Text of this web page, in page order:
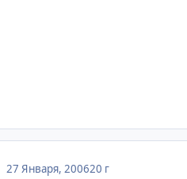
27 Января, 200620 г